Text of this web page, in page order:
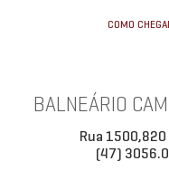
COMO
BALNEÁRIO
Rua
(47)